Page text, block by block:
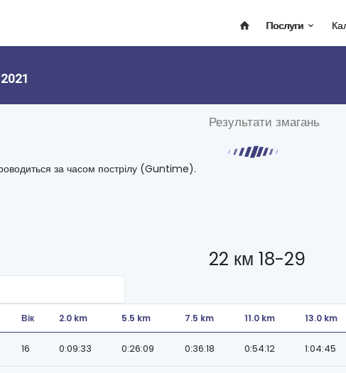
Послуги
Результати змагань
за часом пострілу (Guntime).
22 км 18-29
Вік 2.0 km 5.5 km 7.5 km 11.0 km 13.0 km
16 0:09:33 0:26:09 0:36:18 0:54:12 1:04:45